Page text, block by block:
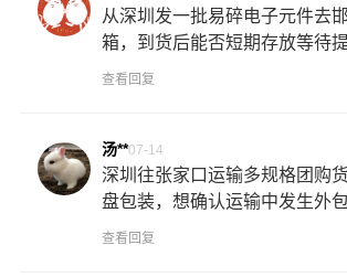
从深圳发一批易碎电子元件去
箱，到货后能否短期存放等待提
查看回复
汤**07-14
深圳往张家口运输多规格团购
盘包装，想确认运输中发生外
查看回复